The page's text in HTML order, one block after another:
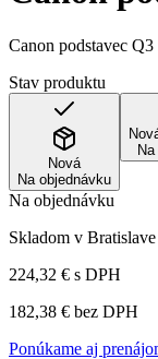
Canon podstavec
Stav produktu
Nová
Na objednávku
Na objednávku
Skladom v
224,32 € s DPH
182,38 € bez DPH
Ponúkame aj